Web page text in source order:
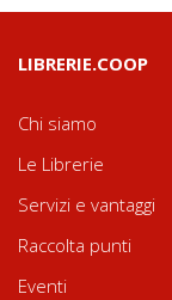
LIBRERIE.COOP
Chi siamo
Le Librerie
Servizi e vantaggi
Raccolta punti
Eventi